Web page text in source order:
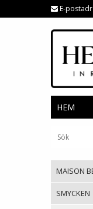
E-
HEM
MAISON
SMYCKEN